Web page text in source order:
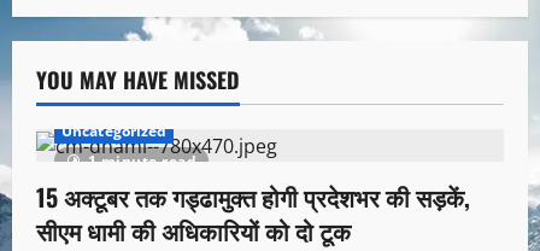
YOU MAY HAVE MISSED
1 minute read
Uncategorized
15 अक्टूबर तक गड्ढामुक्त होगी प्रदेशभर की सड़कें,
सीएम धामी की अधिकारियों को दो टूक